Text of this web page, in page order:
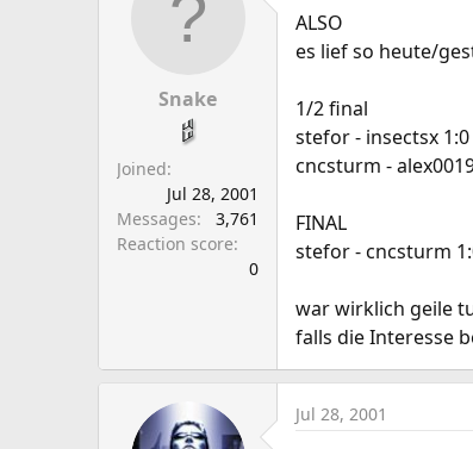
Snake
Joined
Jul 28, 2001
Messages
3,761
Reaction score
0
ALSO
es lief so heute/
1/2 final
stefor - insectsx
cncsturm -
FINAL
stefor - cncsturm
war wirklich geile
falls die Interesse
Jul 28, 2001